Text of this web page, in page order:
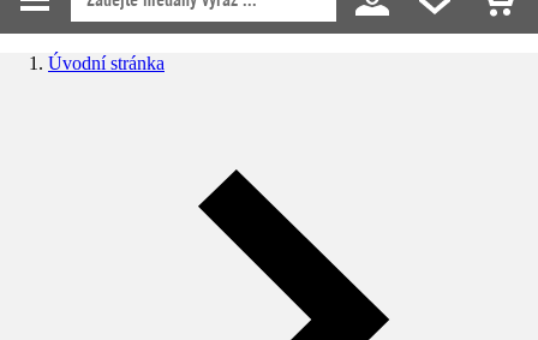
Úvodní stránka